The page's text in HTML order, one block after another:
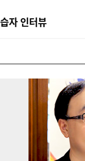
자 인터뷰